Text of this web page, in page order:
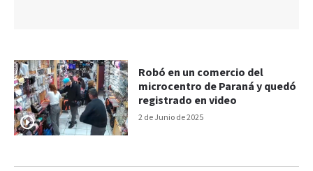
2 de Junio de 2025
Robó en un comercio del
microcentro de Paraná y quedó
registrado en video